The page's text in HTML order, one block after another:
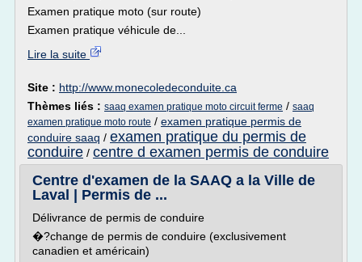
Examen pratique moto (sur route)
Examen pratique véhicule de...
Lire la suite
Site : http://www.monecoledeconduite.ca
Thèmes liés : saaq examen pratique moto circuit ferme / saaq
examen pratique moto route / examen pratique permis de
conduire saaq / examen pratique du permis de
conduire / centre d examen permis de conduire
Centre d'examen de la SAAQ a la Ville de
Laval | Permis de ...
Délivrance de permis de conduire
�?change de permis de conduire (exclusivement
canadien et américain)